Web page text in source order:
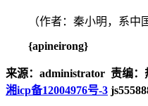
（作者：秦小明，系中
{apineirong}
来源：administrator 责编：
湘icp备12004976号-3